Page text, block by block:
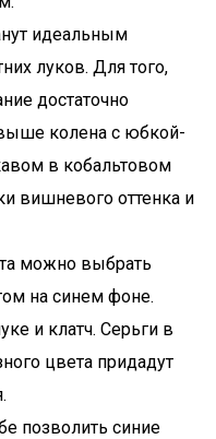
идеальным
луков. Для того,
достаточно
колена с юбкой-
в кобальтовом
вишневого оттенка и
можно выбрать
на синем фоне.
и клатч. Серьги в
цвета придадут
позволить синие